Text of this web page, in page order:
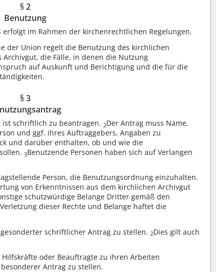
§ 2
Benutzung
im Rahmen der kirchenrechtlichen Regelungen.
der Union regelt die Benutzung des kirchlichen
die Fälle, in denen die Nutzung
auf Auskunft und Berichtigung und die für die
§ 3
schriftlich zu beantragen. 2Der Antrag muss Name,
und ggf. ihres Auftraggebers, Angaben zu
und darüber enthalten, ob und wie die
3Benutzende Personen haben sich auf Verlangen
Person, die Benutzungsordnung einzuhalten.
von Erkenntnissen aus dem kirchlichen Archivgut
schutzwürdige Belange Dritter gemäß den
dieser Rechte und Belange haftet die
schriftlicher Antrag zu stellen. 2Dies gilt auch
oder Beauftragte zu ihren Arbeiten
Antrag zu stellen.